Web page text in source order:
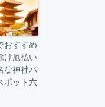
おすすめ
け厄払い
な神社パ
ポット六